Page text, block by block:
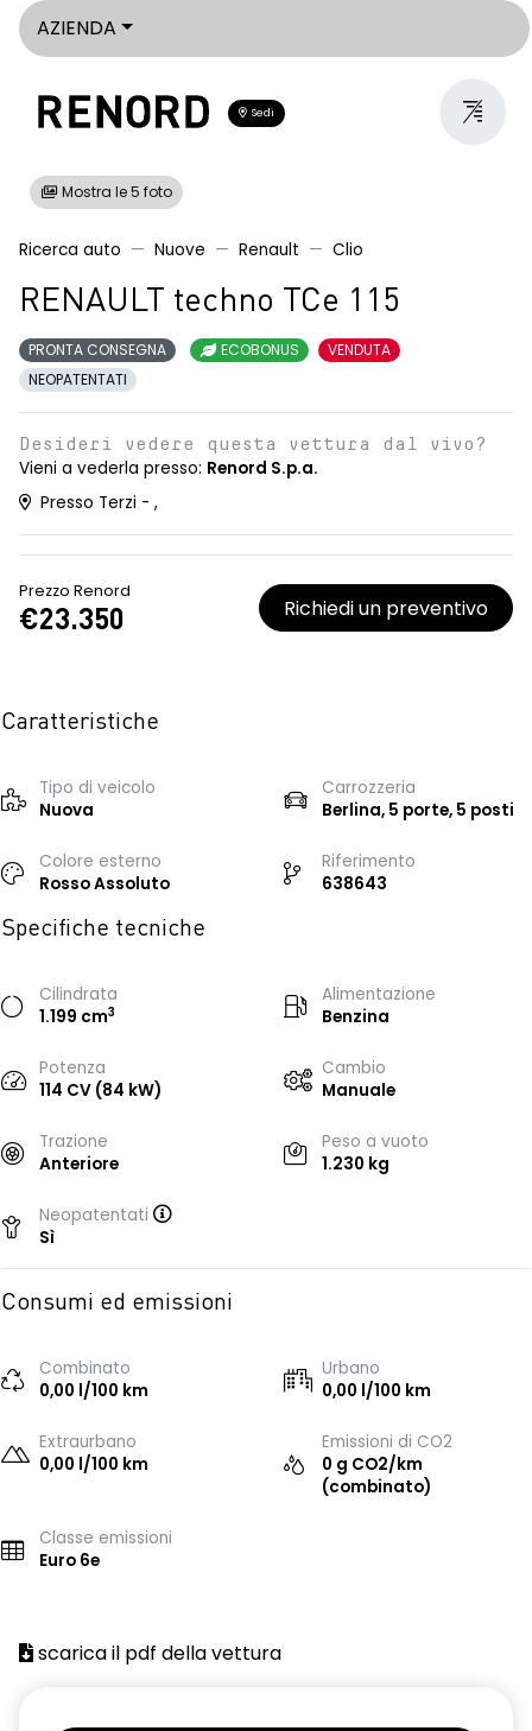
AZIENDA
Sedi
Mostra le 5 foto
Ricerca auto Nuove Renault Clio
RENAULT techno TCe 115
PRONTA CONSEGNA ECOBONUS
VENDUTA
NEOPATENTATI
Desideri vedere questa vettura dal vivo?
Vieni a vederla presso: Renord S.p.a.
Presso Terzi - ,
Prezzo Renord
€23.350 Richiedi un preventivo
Caratteristiche
Tipo di veicolo
Nuova
Carrozzeria
Berlina, 5 porte, 5 posti
Colore esterno
Rosso Assoluto
Riferimento
638643
Specifiche tecniche
Cilindrata
1.199 cm3
Alimentazione
Benzina
Potenza
114 CV (84 kW)
Cambio
Manuale
Trazione
Anteriore
Peso a vuoto
1.230 kg
Neopatentati
Sì
Consumi ed emissioni
Combinato
0,00 l/100 km
Urbano
0,00 l/100 km
Extraurbano
0,00 l/100 km
Emissioni di CO2
0 g CO2/km
(combinato)
Classe emissioni
Euro 6e
scarica il pdf della vettura